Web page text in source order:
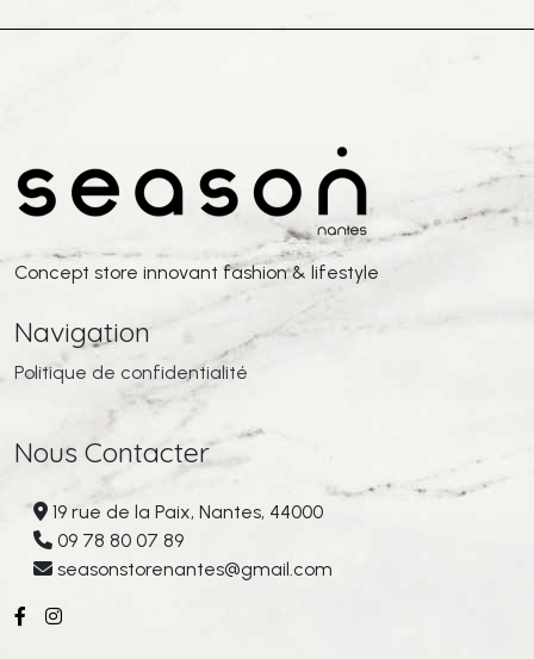
Concept store innovant fashion & lifestyle
Navigation
Politique de confidentialité
Nous Contacter
19 rue de la Paix, Nantes, 44000
09 78 80 07 89
seasonstorenantes@gmail.com